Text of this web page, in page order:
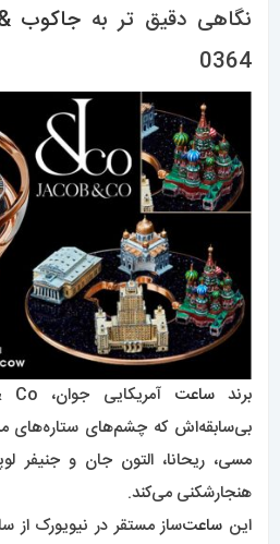
نگاهی دقیق تر به جاکوب
0364
برندساعت آمریکایی جوان، Jacob & Co با
بی‌سابقه‌اش که چشم‌های ستاره‌های
مسی، ریحانا، التون جان و جنیفر
هنجارشکنی می‌کند.
این ساعت‌